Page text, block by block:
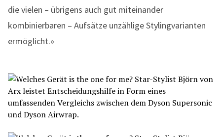
die vielen – übrigens auch gut miteinander
kombinierbaren – Aufsätze unzählige Stylingvarianten
ermöglicht.»